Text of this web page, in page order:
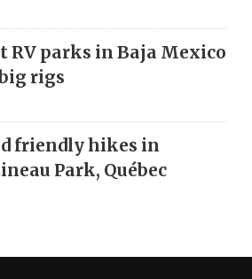
RV parks in Baja Mexico
rigs
friendly hikes in
Park, Québec